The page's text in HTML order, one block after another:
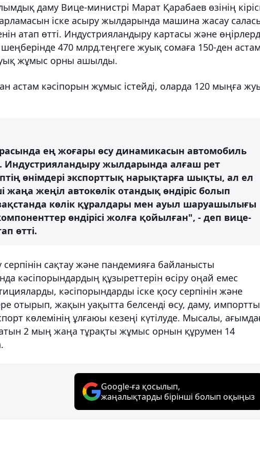
даму Вице-министрі Марат Қарабаев өзінің
іске асыру жылдарында машина жасау
атап өтті. Индустрияландыру картасы және
шеңберінде 470 млрд.теңгеге жуық сомаға 150-ден
жұмыс орны ашылды.
астам кәсіпорын жұмыс істейді, оларда 120 мыңға
ең жоғары өсу динамикасын автомобиль
Индустрияландыру жылдарында алғаш рет
өнімдері экспорттық нарықтарға шықты, ал ел
жаңа жеңіл автокөлік отандық өндіріс болып
көлік құралдары мен ауыл шаруашылығы
өндірісі жолға қойылған", - деп вице-
өтті.
сақтау және пандемияға байланысты
кәсіпорындардың құзыреттерін өсіру оңай емес
кәсіпорындарды іске қосу серпінін және
отырып, жақын уақытта белсенді өсу, даму,
көлемінің ұлғаюы кезеңі күтілуде. Мысалы,
2 мың жаңа тұрақты жұмыс орнын құрумен 14
Google-ға қосылып,
жаңалықтарды бірінші болып оқыңыз